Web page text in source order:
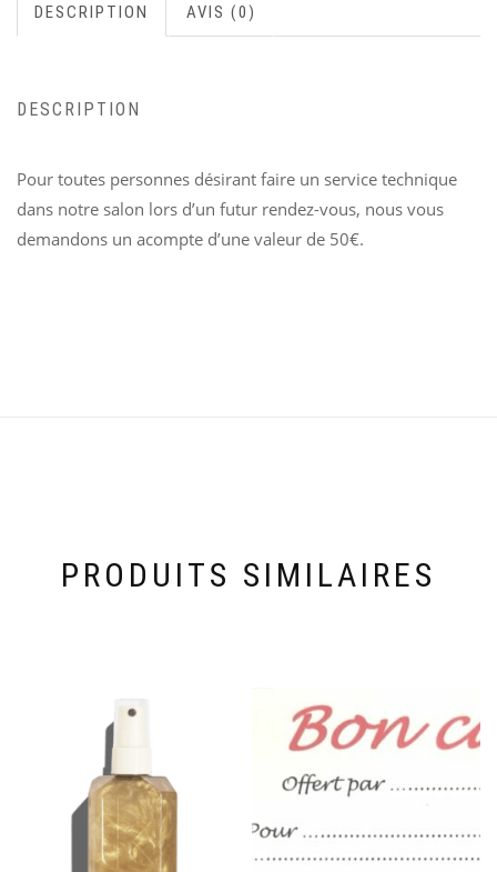
DESCRIPTION AVIS (0)
DESCRIPTION
Pour toutes personnes désirant faire un service technique
dans notre salon lors d’un futur rendez-vous, nous vous
demandons un acompte d’une valeur de 50€.
PRODUITS SIMILAIRES